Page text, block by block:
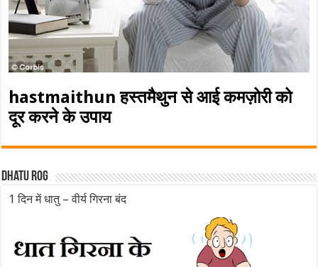
hastmaithun हस्तमैथुन से आई कमज़ोरी को
दूर करने के उपाय
Dhatu rog
1 दिन में धातु – वीर्य गिरना बंद